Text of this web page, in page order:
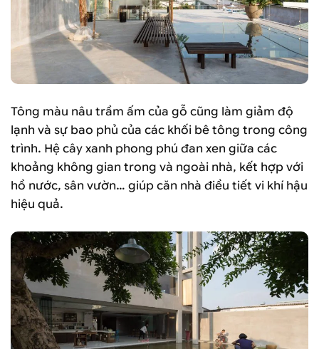
Tông màu nâu trầm ấm của gỗ cũng làm giảm độ
lạnh và sự bao phủ của các khối bê tông trong công
trình. Hệ cây xanh phong phú đan xen giữa các
khoảng không gian trong và ngoài nhà, kết hợp với
hồ nước, sân vườn… giúp căn nhà điều tiết vi khí hậu
hiệu quả.